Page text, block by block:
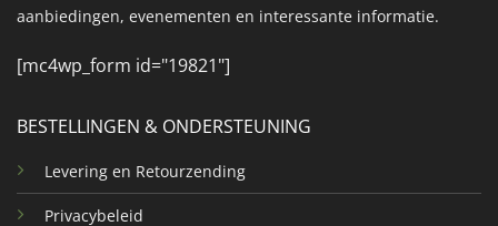
BESTELLINGEN & ONDERSTEUNING
Levering en Retourzending
Privacybeleid
aanbiedingen, evenementen en interessante informatie.
[mc4wp_form id="19821"]